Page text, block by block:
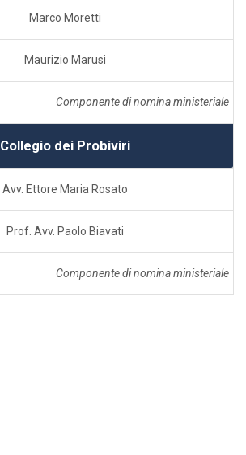
Marco Moretti
Maurizio Marusi
Componente di nomina ministeriale
Collegio dei Probiviri
Avv. Ettore Maria Rosato
Prof. Avv. Paolo Biavati
Componente di nomina ministeriale